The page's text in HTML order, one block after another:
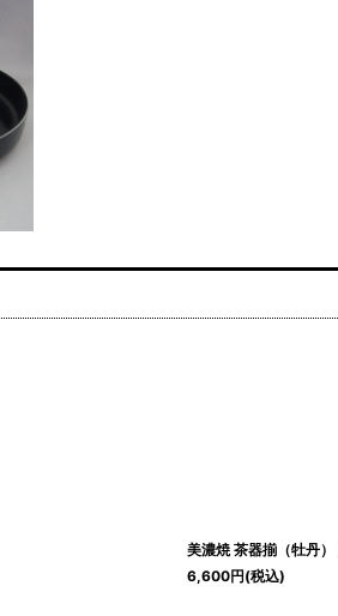
美濃焼 茶器揃（牡丹）
6,600円(税込)